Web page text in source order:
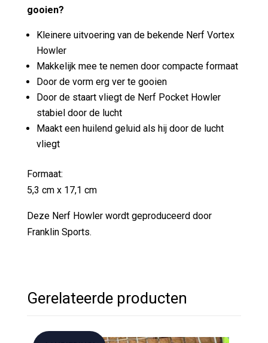
gooien?
Kleinere uitvoering van de bekende Nerf Vortex
Howler
Makkelijk mee te nemen door compacte formaat
Door de vorm erg ver te gooien
Door de staart vliegt de Nerf Pocket Howler
stabiel door de lucht
Maakt een huilend geluid als hij door de lucht
vliegt
Formaat:
5,3 cm x 17,1 cm
Deze Nerf Howler wordt geproduceerd door
Franklin Sports.
Gerelateerde producten